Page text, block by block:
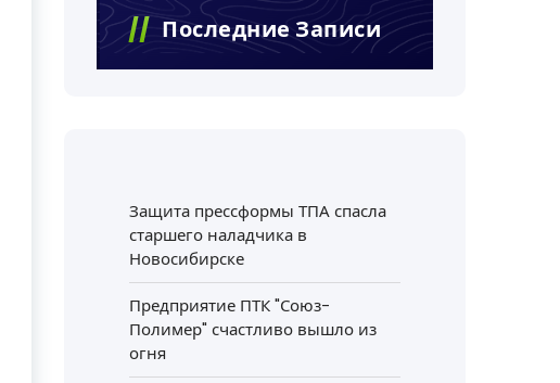
Последние Записи
Защита прессформы ТПА спасла
старшего наладчика в
Новосибирске
Предприятие ПТК "Союз-
Полимер" счастливо вышло из
огня